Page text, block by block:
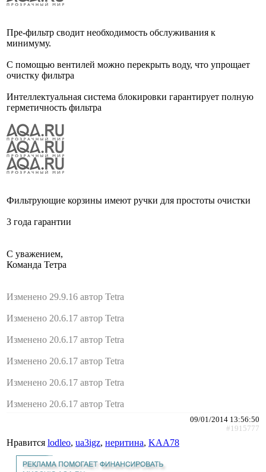
Пре-фильтр сводит необходимость обслуживания к
минимуму.
С помощью вентилей можно перекрыть воду, что упрощает
очистку фильтра
Интеллектуальная система блокировки гарантирует полную
герметичность фильтра
Фильтрующие корзины имеют ручки для простоты очистки
3 года гарантии
С уважением,
Команда Тетра
Изменено 29.9.16 автор Tetra
Изменено 20.6.17 автор Tetra
Изменено 20.6.17 автор Tetra
Изменено 20.6.17 автор Tetra
Изменено 20.6.17 автор Tetra
Изменено 20.6.17 автор Tetra
09/01/2014 13:56:50
#1915777
Нравится lodleo, ua3igz, неритина, KAA78